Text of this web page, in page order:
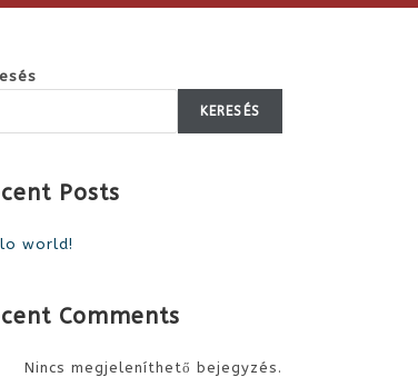
KERESÉS
Posts
world!
Comments
Nincs megjeleníthető bejegyzés.